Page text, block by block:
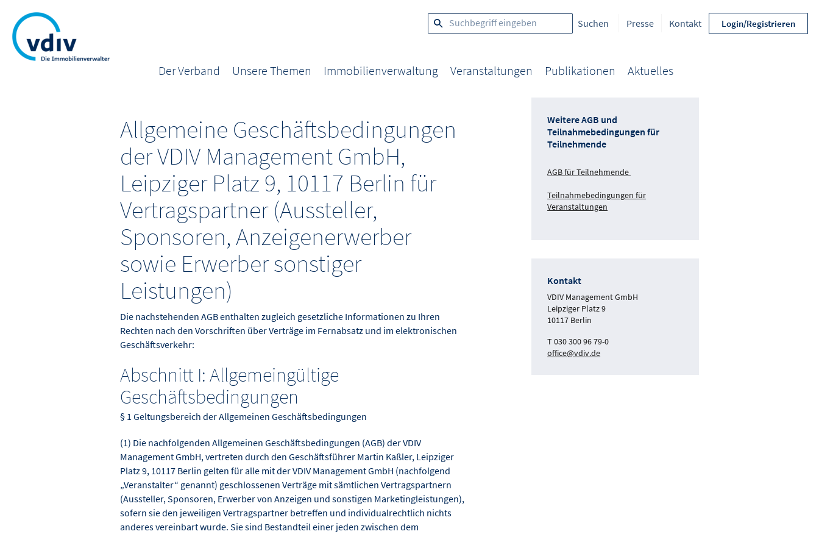
Presse Kontakt Login/Registrieren
Der Verband Unsere Themen Immobilienverwaltung Veranstaltungen Publikationen Aktuelles
Allgemeine Geschäftsbedingungen
der VDIV Management GmbH,
Leipziger Platz 9, 10117 Berlin für
Vertragspartner (Aussteller,
Sponsoren, Anzeigenerwerber
sowie Erwerber sonstiger
Leistungen)
Die nachstehenden AGB enthalten zugleich gesetzliche Informationen zu Ihren
Rechten nach den Vorschriften über Verträge im Fernabsatz und im elektronischen
Geschäftsverkehr:
Abschnitt I: Allgemeingültige
Geschäftsbedingungen
§ 1 Geltungsbereich der Allgemeinen Geschäftsbedingungen
(1) Die nachfolgenden Allgemeinen Geschäftsbedingungen (AGB) der VDIV
Management GmbH, vertreten durch den Geschäftsführer Martin Kaßler, Leipziger
Platz 9, 10117 Berlin gelten für alle mit der VDIV Management GmbH (nachfolgend
„Veranstalter“ genannt) geschlossenen Verträge mit sämtlichen Vertragspartnern
(Aussteller, Sponsoren, Erwerber von Anzeigen und sonstigen Marketingleistungen),
sofern sie den jeweiligen Vertragspartner betreffen und individualrechtlich nichts
anderes vereinbart wurde. Sie sind Bestandteil einer jeden zwischen dem
Weitere AGB und
Teilnahmebedingungen für
Teilnehmende
AGB für Teilnehmende
Teilnahmebedingungen für
Veranstaltungen
Kontakt
VDIV Management GmbH
Leipziger Platz 9
10117 Berlin
T 030 300 96 79-0
office@vdiv.de